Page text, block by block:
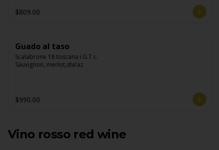
$809.00
Guado al taso
Scalabrone 18 toscana i.G.T c.
Sauvignon, merlot,shiraz
$990.00
Vino rosso red wine